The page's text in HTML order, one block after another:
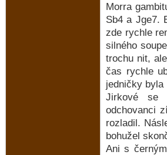
Morra
Sb4 a Jge7.
zde rychle
silného
trochu nit,
čas rychle
jedničky
Jirkové se
odchovanci
rozladil.
bohužel
Ani s